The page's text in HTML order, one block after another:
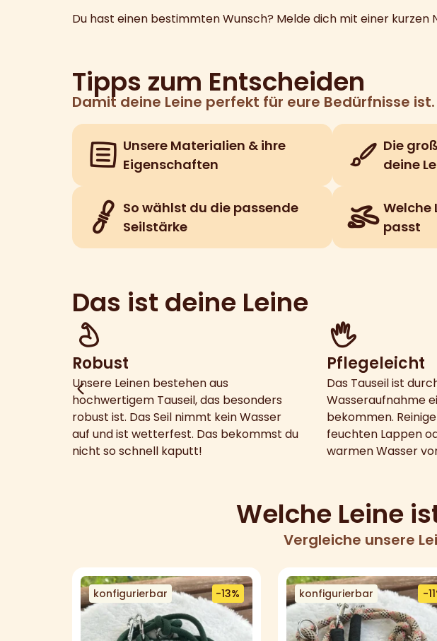
Du hast einen bestimmten Wunsch? Melde dich mit einer
Tipps zum Entscheiden
Damit deine Leine perfekt für eure Bedürfnisse ist.
Unsere Materialien & ihre
Eigenschaften
Die
deine
So wählst du die passende
Seilstärke
Welche
passt
Das ist deine Leine
Robust
Unsere Leinen bestehen aus
hochwertigem Tauseil, das besonders
robust ist. Das Seil nimmt kein Wasser
auf und ist wetterfest. Das bekommst du
nicht so schnell kaputt!
Pflegeleicht
Das Tauseil ist
Wasseraufnahme
bekommen.
feuchten Lappen
warmen Wasser
Welche Leine
Vergleiche unsere
konfigurierbar -13% konfigurierbar -